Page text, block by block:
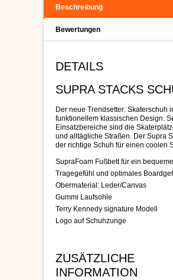
Beschreibung
Bewertungen
DETAILS
SUPRA STACKS
Der neue Trendsetter: Skaterschuh
funktionellem klassischen Design.
Einsatzbereiche sind die
und alltägliche Straßen. Der Supra
der richtige Schuh für einen coolen
SupraFoam Fußbett für ein
Tragegefühl und optimales
Obermaterial: Leder/Canvas
Gummi Laufsohle
Terry Kennedy signature Modell
Logo auf Schuhzunge
ZUSÄTZLICHE
INFORMATION